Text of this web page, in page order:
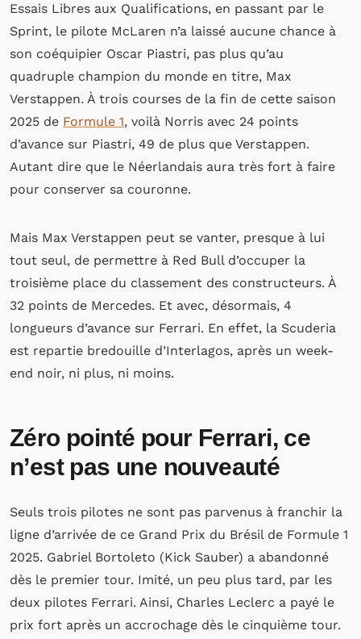
Essais Libres aux Qualifications, en passant par le
Sprint, le pilote McLaren n’a laissé aucune chance à
son coéquipier Oscar Piastri, pas plus qu’au
quadruple champion du monde en titre, Max
Verstappen. À trois courses de la fin de cette saison
2025 de Formule 1, voilà Norris avec 24 points
d’avance sur Piastri, 49 de plus que Verstappen.
Autant dire que le Néerlandais aura très fort à faire
pour conserver sa couronne.
Mais Max Verstappen peut se vanter, presque à lui
tout seul, de permettre à Red Bull d’occuper la
troisième place du classement des constructeurs. À
32 points de Mercedes. Et avec, désormais, 4
longueurs d’avance sur Ferrari. En effet, la Scuderia
est repartie bredouille d’Interlagos, après un week-
end noir, ni plus, ni moins.
Zéro pointé pour Ferrari, ce
n’est pas une nouveauté
Seuls trois pilotes ne sont pas parvenus à franchir la
ligne d’arrivée de ce Grand Prix du Brésil de Formule 1
2025. Gabriel Bortoleto (Kick Sauber) a abandonné
dès le premier tour. Imité, un peu plus tard, par les
deux pilotes Ferrari. Ainsi, Charles Leclerc a payé le
prix fort après un accrochage dès le cinquième tour.